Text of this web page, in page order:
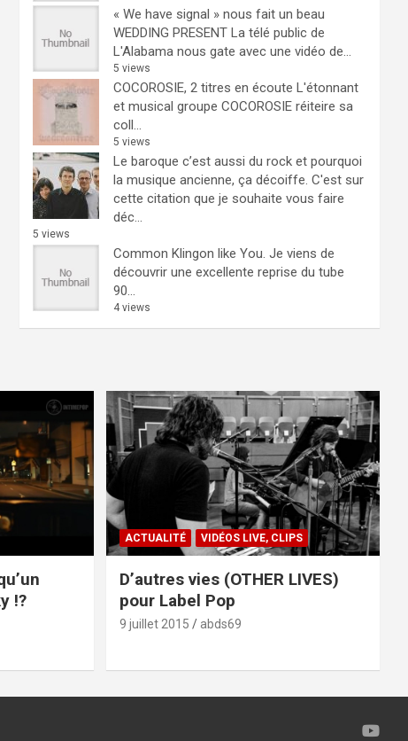
« We have signal » nous fait un beau
WEDDING PRESENT La télé public de
L'Alabama nous gate avec une vidéo de...
5 views
COCOROSIE, 2 titres en écoute L'étonnant
et musical groupe COCOROSIE réiteire sa
coll...
5 views
Le baroque c’est aussi du rock et pourquoi
la musique ancienne, ça décoiffe. C'est sur
cette citation que je souhaite vous faire
déc...
5 views
Common Klingon like You. Je viens de
découvrir une excellente reprise du tube
90...
4 views
!?
ACTUALITÉ VIDÉOS LIVE, CLIPS
D’autres vies (OTHER LIVES)
pour Label Pop
9 juillet 2015 abds69